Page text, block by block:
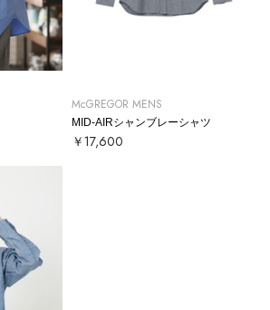
McGREGOR MENS
MID-AIRシャンブレーシャツ
￥17,600